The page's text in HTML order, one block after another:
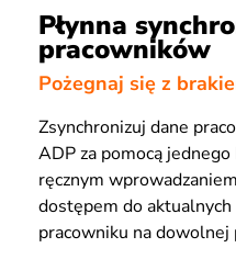
Płynna
pracowników
Pożegnaj się z
Zsynchronizuj dane
ADP za pomocą
ręcznym
dostępem do
pracowniku na